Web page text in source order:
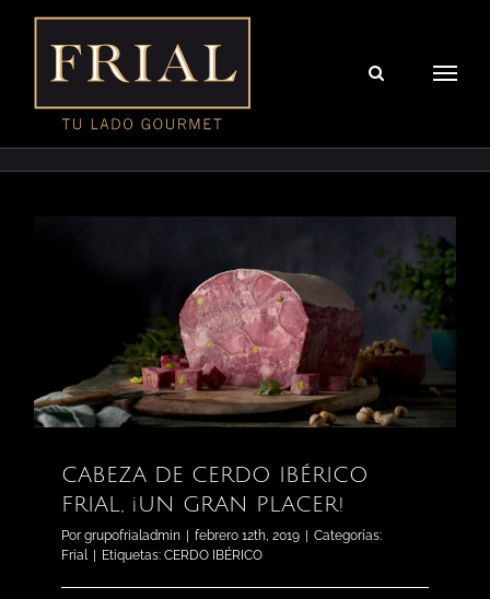
contenido
CABEZA DE CERDO IBÉRICO
FRIAL, ¡UN GRAN PLACER!
Por grupofrialadmin febrero 12th, 2019
Categorías:
Frial
Etiquetas: CERDO IBÉRICO